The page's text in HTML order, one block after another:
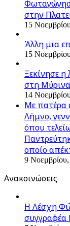
στην
15
Άλλη μια
15
Ξεκίνησε
στη Μύρινα
14
Με πατέρα
Λήμνο,
όπου
οποίο
9
Ανακοινώσεις
Η Λέσχη
συγγραφέα